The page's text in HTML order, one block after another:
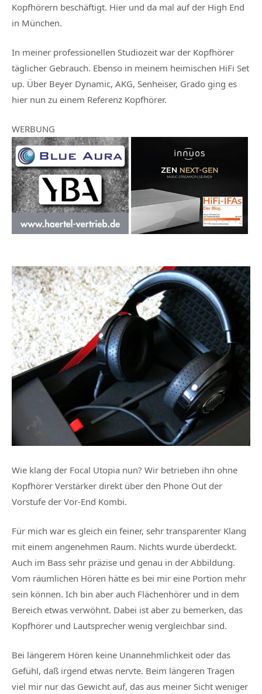
Kopfhörern beschäftigt. Hier und da mal auf der High End
in München.
In meiner professionellen Studiozeit war der Kopfhörer
täglicher Gebrauch. Ebenso in meinem heimischen HiFi Set
up. Über Beyer Dynamic, AKG, Senheiser, Grado ging es
hier nun zu einem Referenz Kopfhörer.
WERBUNG
Wie klang der Focal Utopia nun? Wir betrieben ihn ohne
Kopfhörer Verstärker direkt über den Phone Out der
Vorstufe der Vor-End Kombi.
Für mich war es gleich ein feiner, sehr transparenter Klang
mit einem angenehmen Raum. Nichts wurde überdeckt.
Auch im Bass sehr präzise und genau in der Abbildung.
Vom räumlichen Hören hätte es bei mir eine Portion mehr
sein können. Ich bin aber auch Flächenhörer und in dem
Bereich etwas verwöhnt. Dabei ist aber zu bemerken, das
Kopfhörer und Lautsprecher wenig vergleichbar sind.
Bei längerem Hören keine Unannehmlichkeit oder das
Gefühl, daß irgend etwas nervte. Beim längeren Tragen
viel mir nur das Gewicht auf, das aus meiner Sicht weniger